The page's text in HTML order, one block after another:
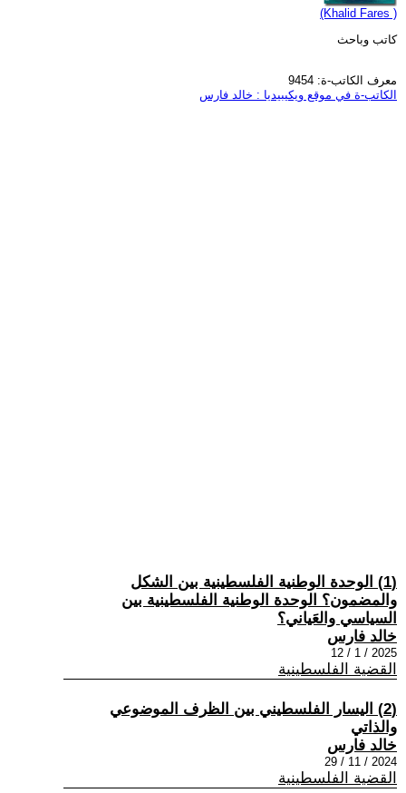
(Khalid Fares )
كاتب وباحث
معرف الكاتب-ة: 9454
الكاتب-ة في موقع ويكيبيديا : خالد فارس
(1) الوحدة الوطنية الفلسطينية بين الشكل
والمضمون؟ الوحدة الوطنية الفلسطينية بين
السياسي والعَياني؟
خالد فارس
2025 / 1 / 12
القضية الفلسطينية
(2) اليسار الفلسطيني بين الظرف الموضوعي
والذاتي
خالد فارس
2024 / 11 / 29
القضية الفلسطينية